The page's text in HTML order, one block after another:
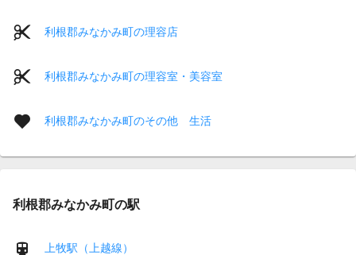
利根郡みなかみ町の理容店
利根郡みなかみ町の理容室・美容室
利根郡みなかみ町のその他 生活
利根郡みなかみ町の駅
上牧駅（上越線）